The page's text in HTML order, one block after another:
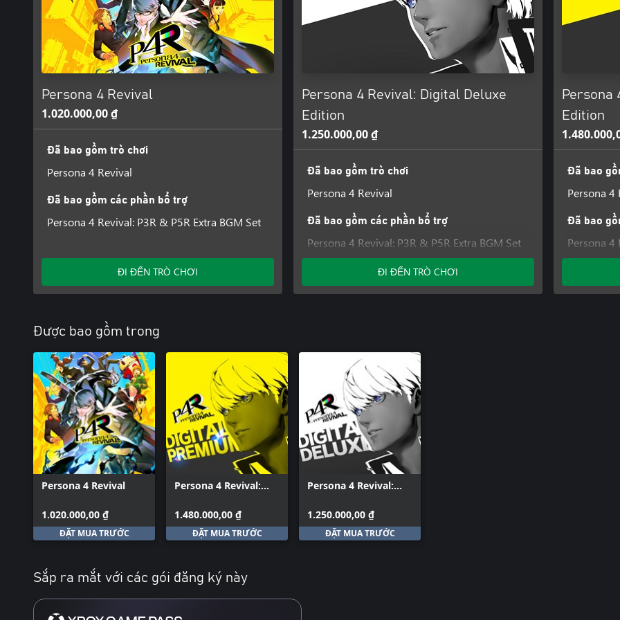
Persona 4 Revival
1.020.000,00 ₫
Đã bao gồm trò chơi
Persona 4 Revival
Đã bao gồm các phần bổ trợ
Persona 4 Revival: P3R & P5R Extra BGM Set
ĐI ĐẾN TRÒ CHƠI
Persona 4 Revival: Digital Deluxe
Edition
1.250.000,00 ₫
Đã bao gồm trò chơi
Persona 4 Revival
Đã bao gồm các phần bổ trợ
Persona 4 Revival: P3R & P5R Extra BGM Set
Persona 4 Revival: Velvet Outfit Set
Persona 4 Revival: P3R Persona Set 1
Persona 4 Revival: P3R Persona Set 2
ĐI ĐẾN TRÒ CHƠI
Persona
Edition
Đã bao
Persona 4
Đã bao
Persona 4
Persona 4
Persona
Persona 4
Được bao gồm trong
Persona 4 Revival
1.020.000,00 ₫
ĐẶT MUA TRƯỚC
Persona 4 Revival:
Edition
1.480.000,00 ₫
ĐẶT MUA TRƯỚC
Persona 4 Revival:
1.250.000,00 ₫
ĐẶT MUA TRƯỚC
Sắp ra mắt với các gói đăng ký này